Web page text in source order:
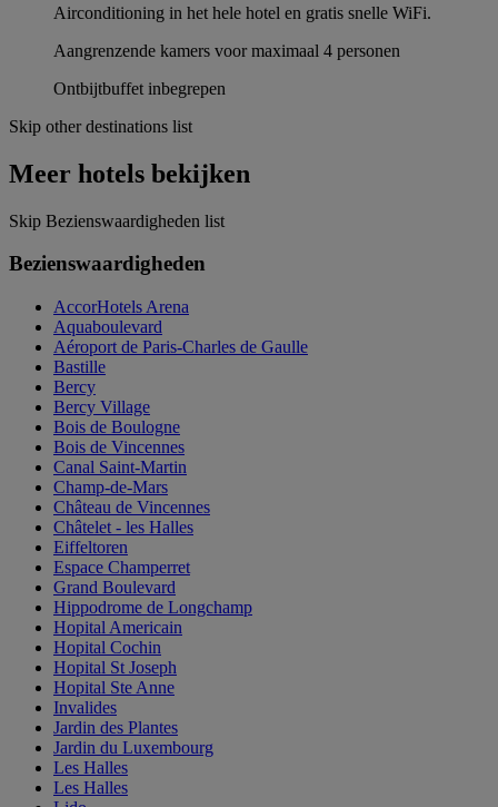
Airconditioning in het hele hotel en gratis snelle WiFi.
Aangrenzende kamers voor maximaal 4 personen
Ontbijtbuffet inbegrepen
Skip other destinations list
Meer hotels bekijken
Skip Bezienswaardigheden list
Bezienswaardigheden
AccorHotels Arena
Aquaboulevard
Aéroport de Paris-Charles de Gaulle
Bastille
Bercy
Bercy Village
Bois de Boulogne
Bois de Vincennes
Canal Saint-Martin
Champ-de-Mars
Château de Vincennes
Châtelet - les Halles
Eiffeltoren
Espace Champerret
Grand Boulevard
Hippodrome de Longchamp
Hopital Americain
Hopital Cochin
Hopital St Joseph
Hopital Ste Anne
Invalides
Jardin des Plantes
Jardin du Luxembourg
Les Halles
Les Halles